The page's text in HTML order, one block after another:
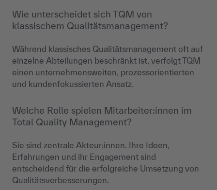
Wie unterscheidet sich TQM von
klassischem Qualitätsmanagement?
Während klassisches Qualitätsmanagement oft auf
einzelne Abteilungen beschränkt ist, verfolgt TQM
einen unternehmensweiten, prozessorientierten
und kundenfokussierten Ansatz.
Welche Rolle spielen Mitarbeiter:innen im
Total Quality Management?
Sie sind zentrale Akteur:innen. Ihre Ideen,
Erfahrungen und ihr Engagement sind
entscheidend für die erfolgreiche Umsetzung von
Qualitätsverbesserungen.